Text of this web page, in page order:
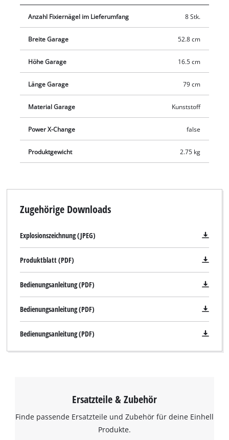
Befestigungsschrauben sind im Lieferumfang enthalten.
Anzahl Fixiernägel im Lieferumfang 8 Stk.
Breite Garage 52.8 cm
Höhe Garage 16.5 cm
Länge Garage 79 cm
Material Garage Kunststoff
Power X-Change false
Produktgewicht 2.75 kg
Zugehörige Downloads
Explosionszeichnung (JPEG)
Produktblatt (PDF)
Bedienungsanleitung (PDF)
Bedienungsanleitung (PDF)
Bedienungsanleitung (PDF)
Ersatzteile & Zubehör
Finde passende Ersatzteile und Zubehör für deine Einhell
Produkte.